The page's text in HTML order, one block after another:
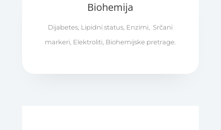
Biohemija
Dijabetes, Lipidni status, Enzimi, Srčani
markeri, Elektroliti, Biohemijske pretrage.